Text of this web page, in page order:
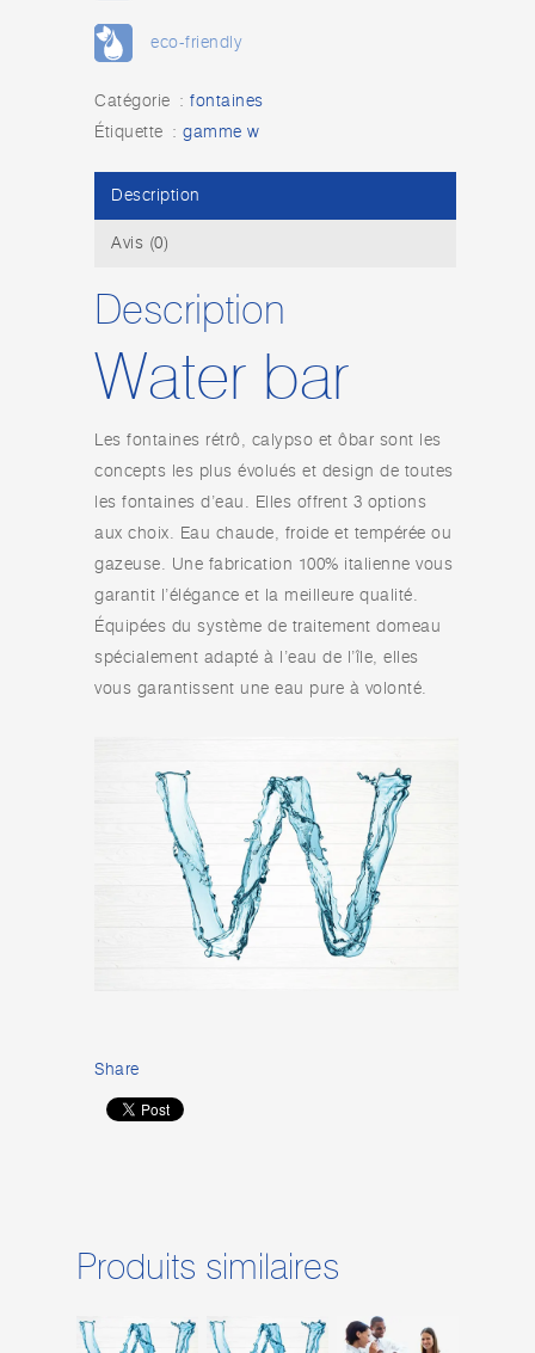
eco-friendly
Catégorie : fontaines
Étiquette : gamme w
Description
Avis (0)
Description
Water bar
Les fontaines rétrô, calypso et ôbar sont les
concepts les plus évolués et design de toutes
les fontaines d’eau. Elles offrent 3 options
aux choix. Eau chaude, froide et tempérée ou
gazeuse. Une fabrication 100% italienne vous
garantit l’élégance et la meilleure qualité.
Équipées du système de traitement domeau
spécialement adapté à l’eau de l’île, elles
vous garantissent une eau pure à volonté.
Share
Produits similaires